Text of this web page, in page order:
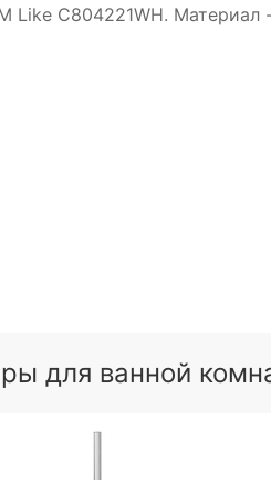
Like C804221WH. Материал
для ванной